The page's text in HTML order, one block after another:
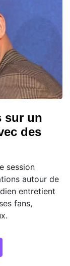
sur un
des
session
autour de
entretient
fans,